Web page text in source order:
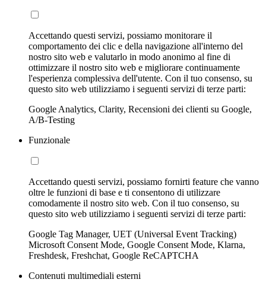
Accettando questi servizi, possiamo monitorare il
comportamento dei clic e della navigazione all'interno del
nostro sito web e valutarlo in modo anonimo al fine di
ottimizzare il nostro sito web e migliorare continuamente
l'esperienza complessiva dell'utente. Con il tuo consenso, su
questo sito web utilizziamo i seguenti servizi di terze parti:
Google Analytics, Clarity, Recensioni dei clienti su Google,
A/B-Testing
Funzionale
Accettando questi servizi, possiamo fornirti feature che vanno
oltre le funzioni di base e ti consentono di utilizzare
comodamente il nostro sito web. Con il tuo consenso, su
questo sito web utilizziamo i seguenti servizi di terze parti:
Google Tag Manager, UET (Universal Event Tracking)
Microsoft Consent Mode, Google Consent Mode, Klarna,
Freshdesk, Freshchat, Google ReCAPTCHA
Contenuti multimediali esterni